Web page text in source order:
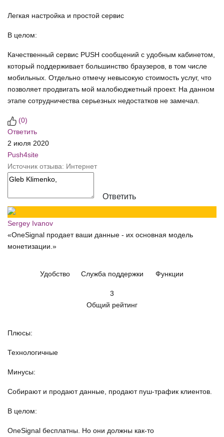
Легкая настройка и простой сервис
В целом:
Качественный сервис PUSH сообщений с удобным кабинетом,
который поддерживает большинство браузеров, в том числе
мобильных. Отдельно отмечу невысокую стоимость услуг, что
позволяет продвигать мой малобюджетный проект. На данном
этапе сотрудничества серьезных недостатков не замечал.
(0)
Ответить
2 июля 2020
Push4site
Источник отзыва: Интернет
Ответить
Sergey Ivanov
«OneSignal продает ваши данные - их основная модель
монетизации.»
Удобство Служба поддержки Функции
3
Общий рейтинг
Плюсы:
Технологичные
Минусы:
Собирают и продают данные, продают пуш-трафик клиентов.
В целом:
OneSignal бесплатны. Но они должны как-то